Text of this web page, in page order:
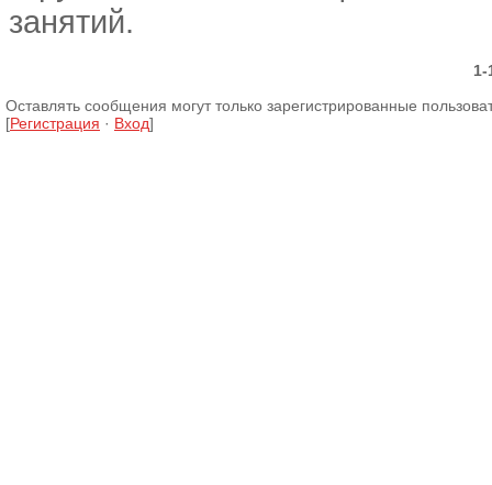
занятий.
1-
Оставлять сообщения могут только зарегистрированные
[Регистрация · Вход]